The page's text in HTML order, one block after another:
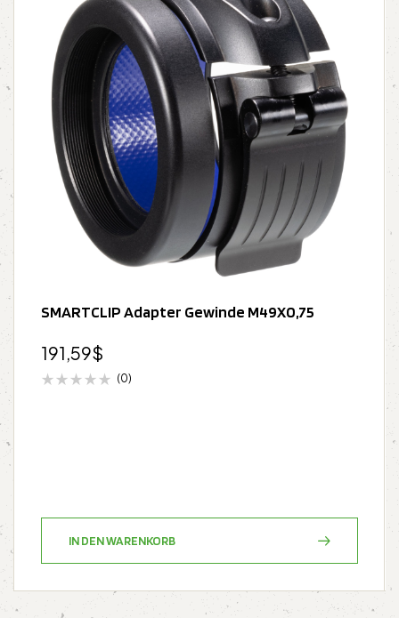
SMARTCLIP Adapter Gewinde M49X0,75
191,59$
(0)
IN DEN WARENKORB